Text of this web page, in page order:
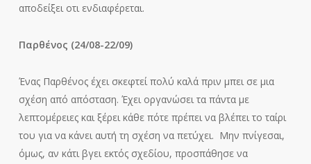
αποδείξει οτι ενδιαφέρεται.
Παρθένος (24/08-22/09)
Ένας Παρθένος έχει σκεφτεί πολύ καλά πριν μπει σε μια
σχέση από απόσταση. Έχει οργανώσει τα πάντα με
λεπτομέρειες και ξέρει κάθε πότε πρέπει να βλέπει το ταίρι
του για να κάνει αυτή τη σχέση να πετύχει. Μην πνίγεσαι,
όμως, αν κάτι βγει εκτός σχεδίου, προσπάθησε να